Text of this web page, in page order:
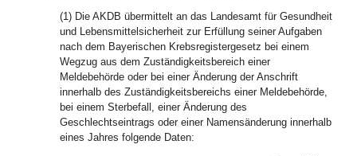
(1) Die AKDB übermittelt an das Landesamt für Gesundheit
und Lebensmittelsicherheit zur Erfüllung seiner Aufgaben
nach dem Bayerischen Krebsregistergesetz bei einem
Wegzug aus dem Zuständigkeitsbereich einer
Meldebehörde oder bei einer Änderung der Anschrift
innerhalb des Zuständigkeitsbereichs einer Meldebehörde,
bei einem Sterbefall, einer Änderung des
Geschlechtseintrags oder einer Namensänderung innerhalb
eines Jahres folgende Daten: